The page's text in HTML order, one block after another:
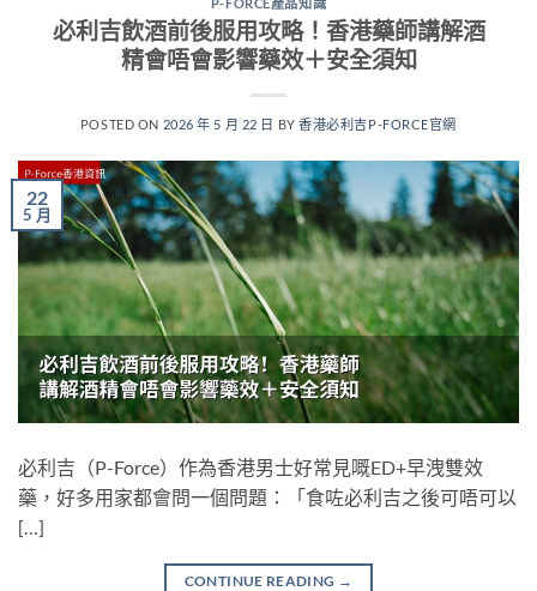
必利吉飲酒前後服用攻略！香港藥師講解酒
精會唔會影響藥效＋安全須知
POSTED ON 2026 年 5 月 22 日 BY香港必利吉P-FORCE官網
22
5 月
必利吉（P-Force）作為香港男士好常見嘅ED+早洩雙效
藥，好多用家都會問一個問題：「食咗必利吉之後可唔可以
[…]
CONTINUE READING →